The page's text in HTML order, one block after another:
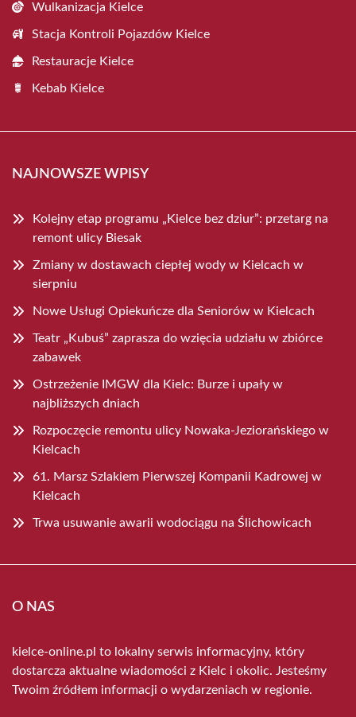
Wulkanizacja Kielce
Stacja Kontroli Pojazdów Kielce
Restauracje Kielce
Kebab Kielce
NAJNOWSZE WPISY
Kolejny etap programu „Kielce bez dziur”: przetarg na
remont ulicy Biesak
Zmiany w dostawach ciepłej wody w Kielcach w
sierpniu
Nowe Usługi Opiekuńcze dla Seniorów w Kielcach
Teatr „Kubuś” zaprasza do wzięcia udziału w zbiórce
zabawek
Ostrzeżenie IMGW dla Kielc: Burze i upały w
najbliższych dniach
Rozpoczęcie remontu ulicy Nowaka-Jeziorańskiego w
Kielcach
61. Marsz Szlakiem Pierwszej Kompanii Kadrowej w
Kielcach
Trwa usuwanie awarii wodociągu na Ślichowicach
O NAS
kielce-online.pl to lokalny serwis informacyjny, który
dostarcza aktualne wiadomości z Kielc i okolic. Jesteśmy
Twoim źródłem informacji o wydarzeniach w regionie.